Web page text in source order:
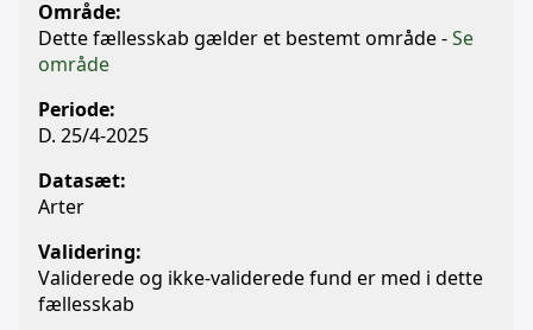
Område:
Dette fællesskab gælder et bestemt område -Se
område
Periode:
D. 25/4-2025
Datasæt:
Arter
Validering:
Validerede og ikke-validerede fund er med i dette
fællesskab